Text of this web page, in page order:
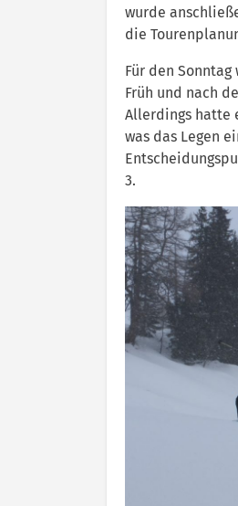
wurde
die
Für den
Früh und nach
Allerdings hatte
was das Legen
3.